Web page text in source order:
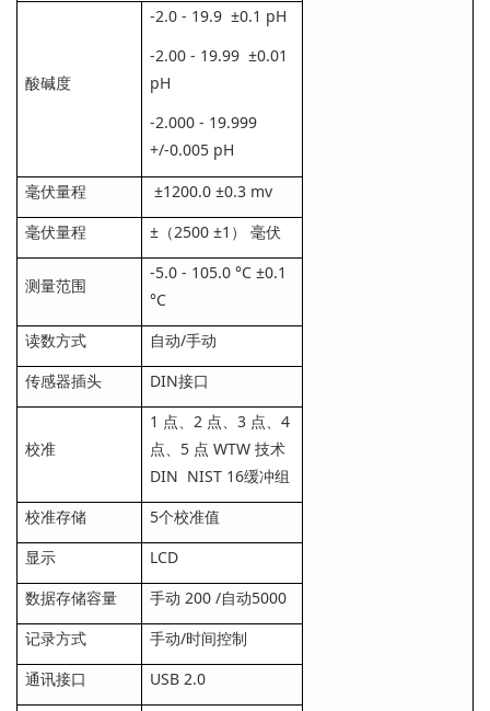
酸碱度
-2.0 - 19.9 ±0.1 pH
-2.00 - 19.99 ±0.01
pH
-2.000 - 19.999
+/-0.005 pH
毫伏量程
±1200.0 ±0.3 mv
毫伏量程
±（2500 ±1） 毫伏
测量范围
-5.0 - 105.0 °C ±0.1
°C
读数方式
自动/手动
传感器插头
DIN接口
校准
1 点、2 点、3 点、4
点、5 点 WTW 技术
DIN NIST 16缓冲组
校准存储
5个校准值
显示
LCD
数据存储容量
手动 200 /自动5000
记录方式
手动/时间控制
通讯接口
USB 2.0